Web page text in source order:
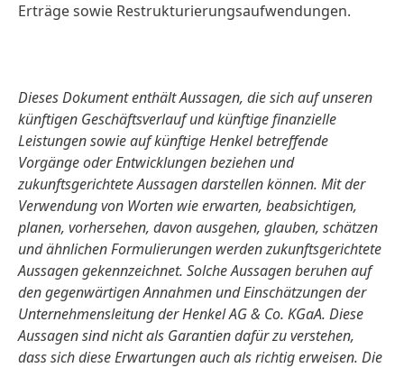
Erträge sowie Restrukturierungsaufwendungen.
Dieses Dokument enthält Aussagen, die sich auf unseren
künftigen Geschäftsverlauf und künftige finanzielle
Leistungen sowie auf künftige Henkel betreffende
Vorgänge oder Entwicklungen beziehen und
zukunftsgerichtete Aussagen darstellen können. Mit der
Verwendung von Worten wie erwarten, beabsichtigen,
planen, vorhersehen, davon ausgehen, glauben, schätzen
und ähnlichen Formulierungen werden zukunftsgerichtete
Aussagen gekennzeichnet. Solche Aussagen beruhen auf
den gegenwärtigen Annahmen und Einschätzungen der
Unternehmensleitung der Henkel AG & Co. KGaA. Diese
Aussagen sind nicht als Garantien dafür zu verstehen,
dass sich diese Erwartungen auch als richtig erweisen. Die